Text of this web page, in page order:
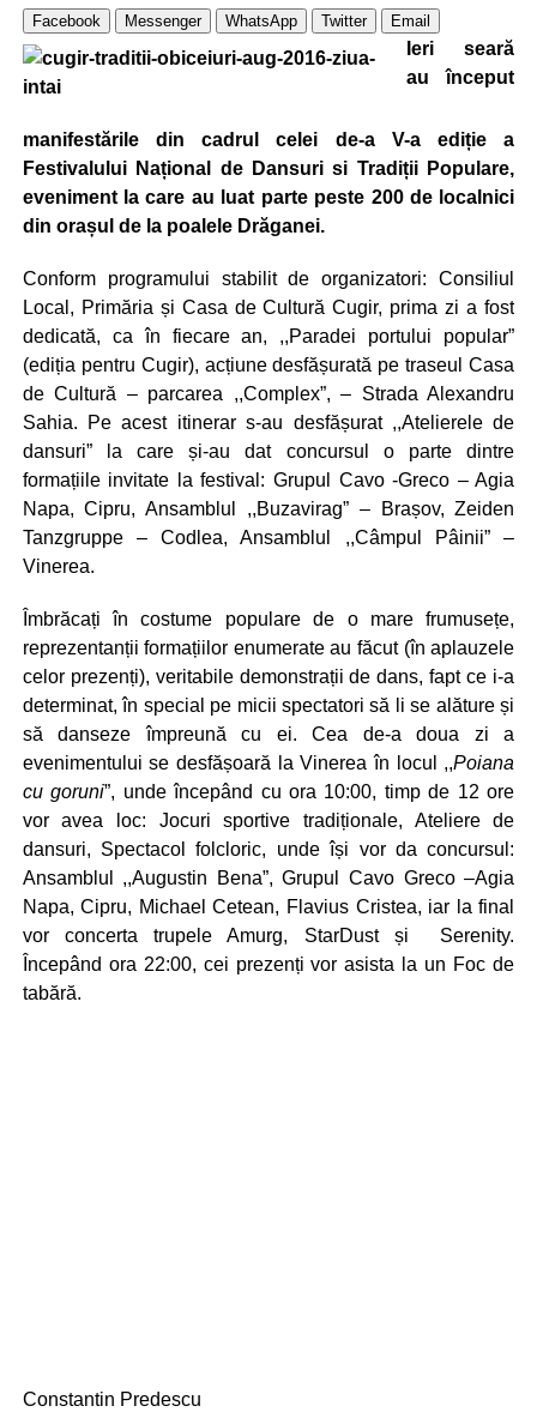
Facebook Messenger WhatsApp Twitter Email
Ieri seară
au început
manifestările din cadrul celei de-a V-a ediție a
Festivalului Național de Dansuri si Tradiții Populare,
eveniment la care au luat parte peste 200 de localnici
din orașul de la poalele Drăganei.
Conform programului stabilit de organizatori: Consiliul
Local, Primăria și Casa de Cultură Cugir, prima zi a fost
dedicată, ca în fiecare an, ,,Paradei portului popular”
(ediția pentru Cugir), acțiune desfășurată pe traseul Casa
de Cultură – parcarea ,,Complex”, – Strada Alexandru
Sahia. Pe acest itinerar s-au desfășurat ,,Atelierele de
dansuri” la care și-au dat concursul o parte dintre
formațiile invitate la festival: Grupul Cavo -Greco – Agia
Napa, Cipru, Ansamblul ,,Buzavirag” – Brașov, Zeiden
Tanzgruppe – Codlea, Ansamblul ,,Câmpul Pâinii” –
Vinerea.
Îmbrăcați în costume populare de o mare frumusețe,
reprezentanții formațiilor enumerate au făcut (în aplauzele
celor prezenți), veritabile demonstrații de dans, fapt ce i-a
determinat, în special pe micii spectatori să li se alăture și
să danseze împreună cu ei. Cea de-a doua zi a
evenimentului se desfășoară la Vinerea în locul ,,Poiana
cu goruni”, unde începând cu ora 10:00, timp de 12 ore
vor avea loc: Jocuri sportive tradiționale, Ateliere de
dansuri, Spectacol folcloric, unde își vor da concursul:
Ansamblul ,,Augustin Bena”, Grupul Cavo Greco –Agia
Napa, Cipru, Michael Cetean, Flavius Cristea, iar la final
vor concerta trupele Amurg, StarDust și Serenity.
Începând ora 22:00, cei prezenți vor asista la un Foc de
tabără.
Constantin Predescu